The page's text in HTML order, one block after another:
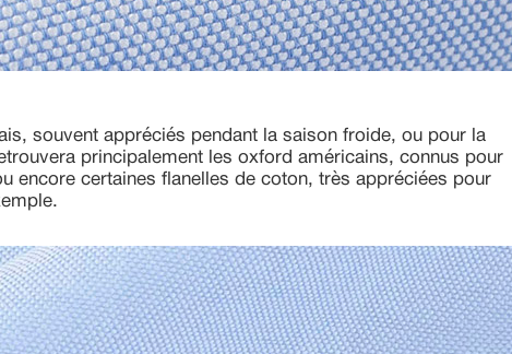
souvent appréciés pendant la saison froide, ou pour la
principalement les oxford américains, connus pour
encore certaines flanelles de coton, très appréciées pour